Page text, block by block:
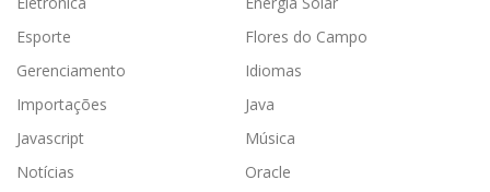
Esporte
Flores do Campo
Gerenciamento
Idiomas
Importações
Java
Javascript
Música
Notícias
Oracle